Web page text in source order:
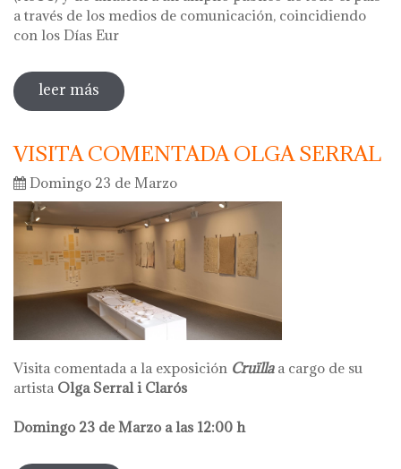
a través de los medios de comunicación, coincidiendo
con los Días Eur
leer más sobre hola ceràmica 2025 - días
europeos de la artesania
VISITA COMENTADA OLGA SERRAL
Domingo 23 de Marzo
Visita comentada a la exposición Cruïlla a cargo de su
artista Olga Serral i Clarós
Domingo 23 de Marzo a las 12:00 h